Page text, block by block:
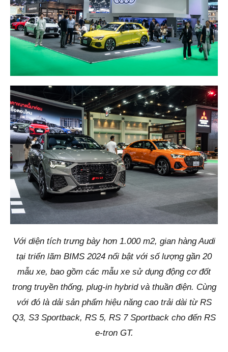
Với diện tích trưng bày hơn 1.000 m2, gian hàng Audi
tại triển lãm BIMS 2024 nổi bật với số lượng gần 20
mẫu xe, bao gồm các mẫu xe sử dụng động cơ đốt
trong truyền thống, plug-in hybrid và thuần điện. Cùng
với đó là dải sản phẩm hiệu năng cao trải dài từ RS
Q3, S3 Sportback, RS 5, RS 7 Sportback cho đến RS
e-tron GT.